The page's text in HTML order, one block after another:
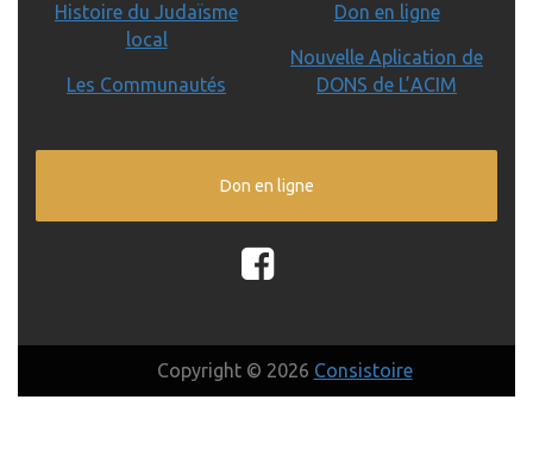
Histoire du Judaïsme
local
Les Communautés
Don en ligne
Nouvelle Aplication de
DONS de L’ACIM
Don en ligne
Copyright © 2026 Consistoire